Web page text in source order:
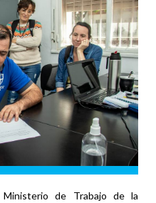
de Trabajo de la